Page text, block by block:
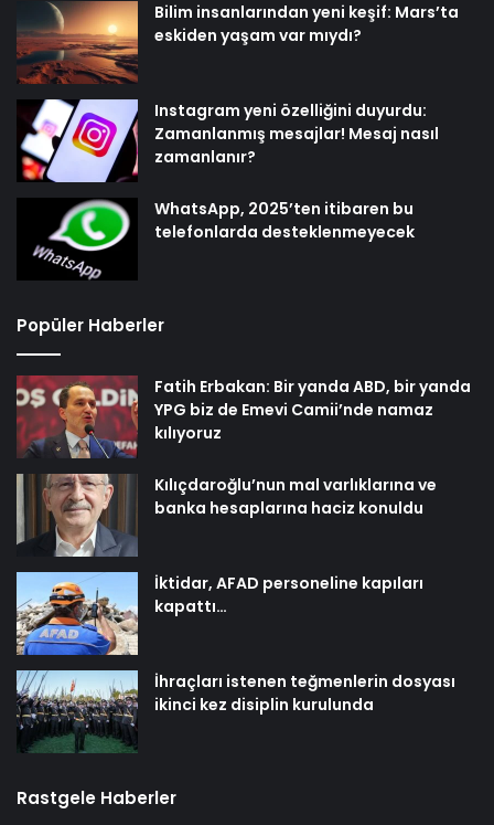
Bilim insanlarından yeni keşif: Mars’ta
eskiden yaşam var mıydı?
Instagram yeni özelliğini duyurdu:
Zamanlanmış mesajlar! Mesaj nasıl
zamanlanır?
WhatsApp, 2025’ten itibaren bu
telefonlarda desteklenmeyecek
Popüler Haberler
Fatih Erbakan: Bir yanda ABD, bir yanda
YPG biz de Emevi Camii’nde namaz
kılıyoruz
Kılıçdaroğlu’nun mal varlıklarına ve
banka hesaplarına haciz konuldu
İktidar, AFAD personeline kapıları
kapattı…
İhraçları istenen teğmenlerin dosyası
ikinci kez disiplin kurulunda
Rastgele Haberler